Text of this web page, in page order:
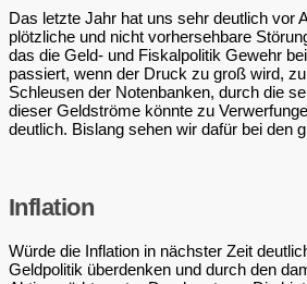
Das letzte Jahr hat uns sehr deutlich vor
plötzliche und nicht vorhersehbare
das die Geld- und Fiskalpolitik Gewehr
passiert, wenn der Druck zu groß wird,
Schleusen der Notenbanken, durch die
dieser Geldströme könnte zu
deutlich. Bislang sehen wir dafür bei den
Inflation
Würde die Inflation in nächster Zeit
Geldpolitik überdenken und durch den